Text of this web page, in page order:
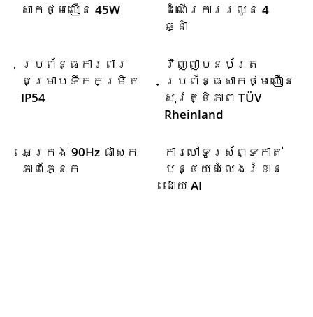
សាកថ្មលឿន 45W
ដំណើរការរលូន 4
ឆ្នាំ
ប្រព័ន្ធការពារ
ជម្រាបទឹកកម្រិត
IP54
វិញ្ញាបនប័ត្រ
ប្រព័ន្ធសាកថ្មលឿន
សុវត្ថិភាព TÜV
Rheinland
អេក្រង់ 90Hz ផាសុក
ភាពភ្នែក
ការហៅទូរស័ព្ទកាត់
បន្ថយសំលេងរំខាន
ដោយ AI